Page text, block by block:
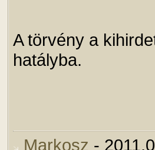
A törvény a
hatályba.
Markosz -